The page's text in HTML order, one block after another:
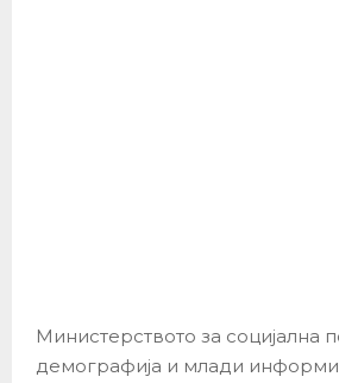
Министерството за социјална
демографија и млади